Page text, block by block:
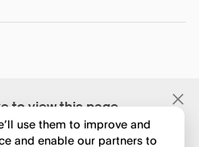
to view this page
use them to improve and
and enable our partners to